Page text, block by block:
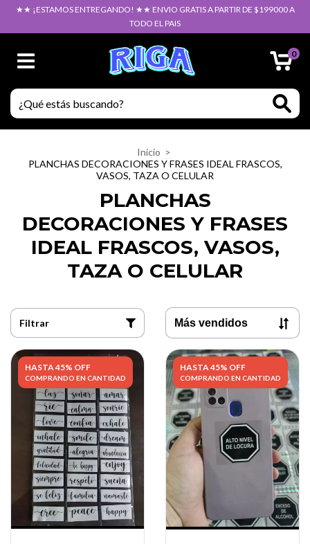
★★ ¡ESTAMOS ENTREGANDO! ★★ ENVIO GRATIS A PARTIR DE $199000 A
TODO EL PAIS
0
Inicio >
PLANCHAS DECORACIONES Y FRASES IDEAL FRASCOS,
VASOS, TAZA O CELULAR
PLANCHAS
DECORACIONES Y FRASES
IDEAL FRASCOS, VASOS,
TAZA O CELULAR
Filtrar
HASTA 45% OFF
COMPRANDO EN CANTIDAD
HASTA 45% OFF
COMPRANDO EN CANTIDAD